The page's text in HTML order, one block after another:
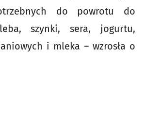
do powrotu do
szynki, sera, jogurtu,
i mleka – wzrosła o